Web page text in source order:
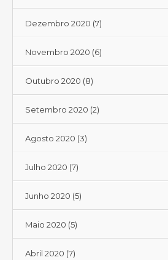
Dezembro 2020 (7)
Novembro 2020 (6)
Outubro 2020 (8)
Setembro 2020 (2)
Agosto 2020 (3)
Julho 2020 (7)
Junho 2020 (5)
Maio 2020 (5)
Abril 2020 (7)